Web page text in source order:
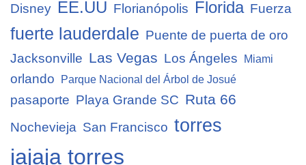
Disney EE.UU Florianópolis Florida Fuerza
fuerte lauderdale Puente de puerta de oro
Jacksonville Las Vegas Los Ángeles Miami
orlando Parque Nacional del Árbol de Josué
pasaporte Playa Grande SC Ruta 66
Nochevieja San Francisco torres
jajaja torres